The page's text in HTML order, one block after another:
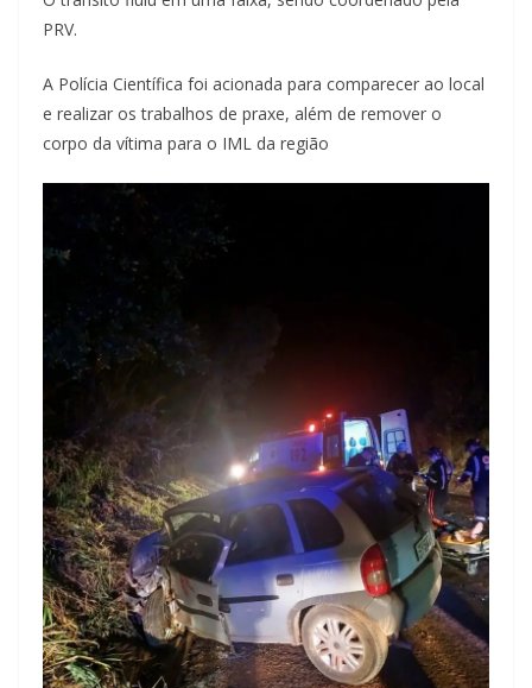
PRV.
A Polícia Científica foi acionada para comparecer ao local
e realizar os trabalhos de praxe, além de remover o
corpo da vítima para o IML da região